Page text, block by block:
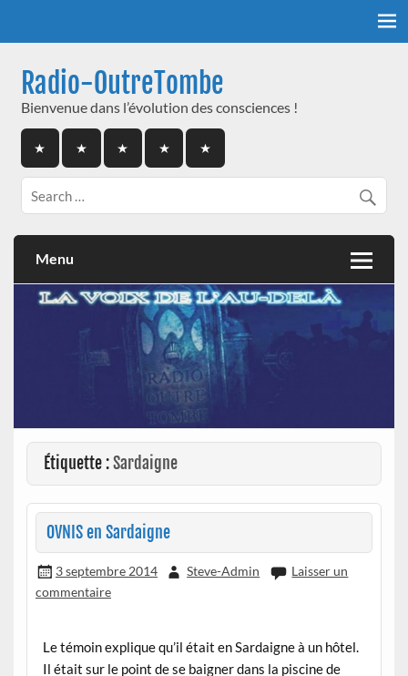
Radio-OutreTombe
Bienvenue dans l’évolution des consciences !
Menu
Étiquette :Sardaigne
OVNIS en Sardaigne
3 septembre 2014 Steve-Admin
Laisser un
commentaire
Le témoin explique qu’il était en Sardaigne à un hôtel.
Il était sur le point de se baigner dans la piscine de